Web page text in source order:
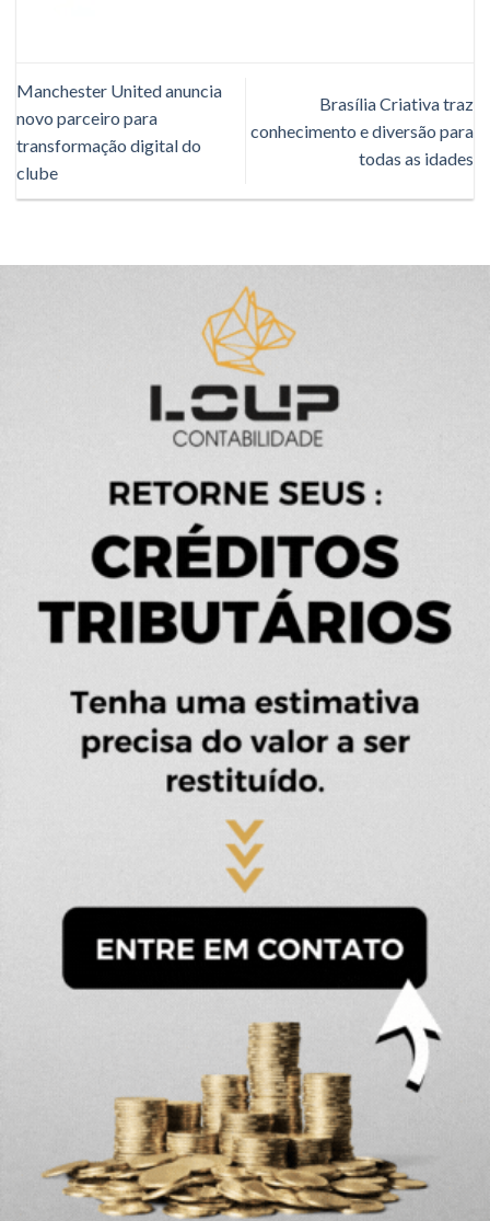
Manchester United anuncia
novo parceiro para
transformação digital do
clube
Brasília Criativa traz
conhecimento e diversão para
todas as idades